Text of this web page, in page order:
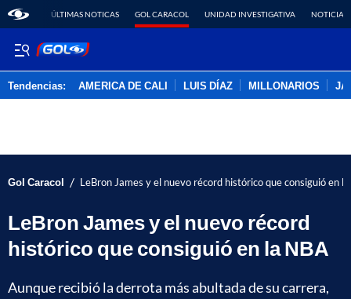
ÚLTIMAS NOTICAS GOL CARACOL UNIDAD INVESTIGATIVA NOTICIAS
Tendencias: AMERICA DE CALI LUIS DÍAZ MILLONARIOS
Gol Caracol / LeBron James y el nuevo récord histórico que consiguió en
LeBron James y el nuevo récord
histórico que consiguió en la NBA
Aunque recibió la derrota más abultada de su carrera,